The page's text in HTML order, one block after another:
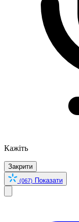
Кажіть
Закрити
(067) Показати